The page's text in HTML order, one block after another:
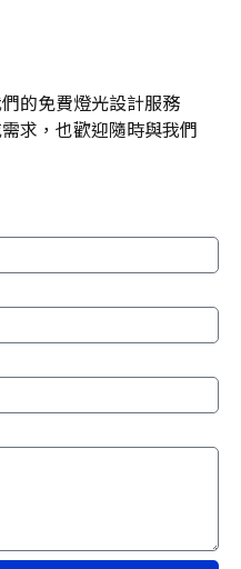
的免費燈光設計服務
求，也歡迎隨時與我們